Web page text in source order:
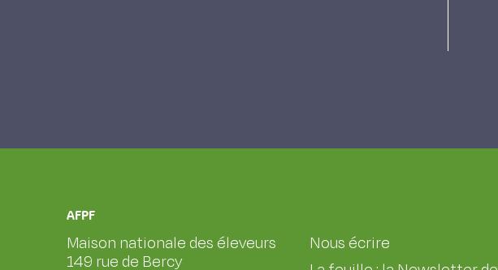
AFPF
Maison nationale des éleveurs
149 rue de Bercy
Nous écrire